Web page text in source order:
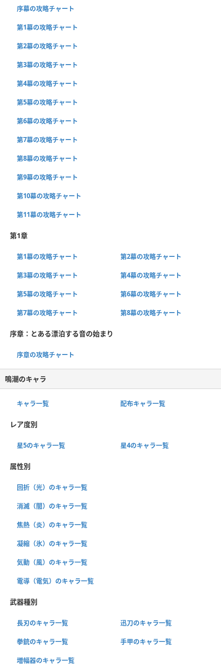
序幕の攻略チャート
第1幕の攻略チャート
第2幕の攻略チャート
第3幕の攻略チャート
第4幕の攻略チャート
第5幕の攻略チャート
第6幕の攻略チャート
第7幕の攻略チャート
第8幕の攻略チャート
第9幕の攻略チャート
第10幕の攻略チャート
第11幕の攻略チャート
第1章
第1幕の攻略チャート 第2幕の攻略チャート
第3幕の攻略チャート 第4幕の攻略チャート
第5幕の攻略チャート 第6幕の攻略チャート
第7幕の攻略チャート 第8幕の攻略チャート
序章：とある漂泊する音の始まり
序章の攻略チャート
鳴潮のキャラ
キャラ一覧 配布キャラ一覧
レア度別
星5のキャラ一覧 星4のキャラ一覧
属性別
回折（光）のキャラ一覧
消滅（闇）のキャラ一覧
焦熱（炎）のキャラ一覧
凝縮（氷）のキャラ一覧
気動（風）のキャラ一覧
電導（電気）のキャラ一覧
武器種別
長刃のキャラ一覧 迅刀のキャラ一覧
拳銃のキャラ一覧 手甲のキャラ一覧
増幅器のキャラ一覧